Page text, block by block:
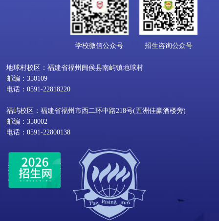
学校微信公众号 招生咨询公众号
地球村校区：福建省福州闽侯县南屿镇地球村
邮编：350109
电话：0591-22818220
福屿校区：福建省福州市西二环中路218号(五洲佳豪酒楼旁)
邮编：350002
电话：0591-22800138